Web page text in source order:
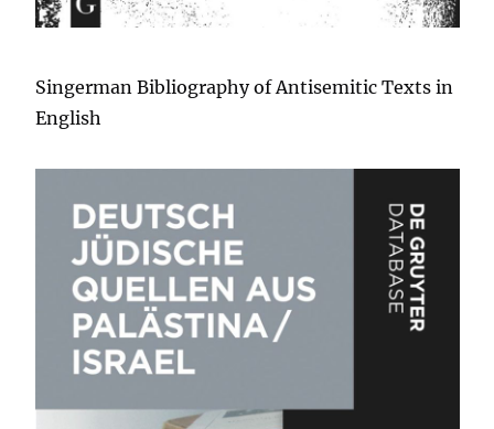
Singerman Bibliography of Antisemitic Texts in
English